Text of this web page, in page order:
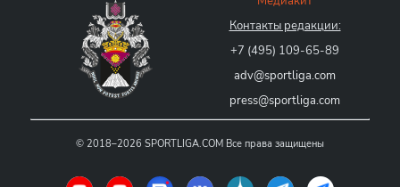
Контакты редакции:
+7 (495) 109-65-89
adv@sportliga.com
press@sportliga.com
© 2018–2026 SPORTLIGA.COM Все права защищены